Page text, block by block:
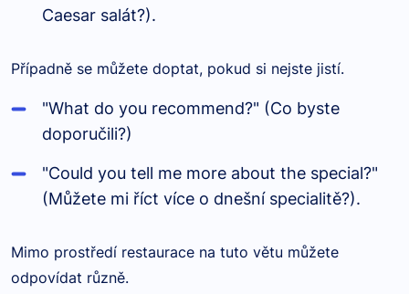
Caesar salát?).
Případně se můžete doptat, pokud si nejste jistí.
"What do you recommend?" (Co byste
doporučili?)
"Could you tell me more about the special?"
(Můžete mi říct více o dnešní specialitě?).
Mimo prostředí restaurace na tuto větu můžete
odpovídat různě.